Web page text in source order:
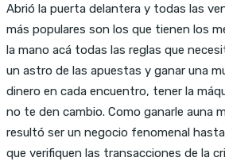
Abrió la puerta delantera y todas las
más populares son los que tienen los
la mano acá todas las reglas que
un astro de las apuestas y ganar una
dinero en cada encuentro, tener la
no te den cambio. Como ganarle auna
resultó ser un negocio fenomenal
que verifiquen las transacciones de la